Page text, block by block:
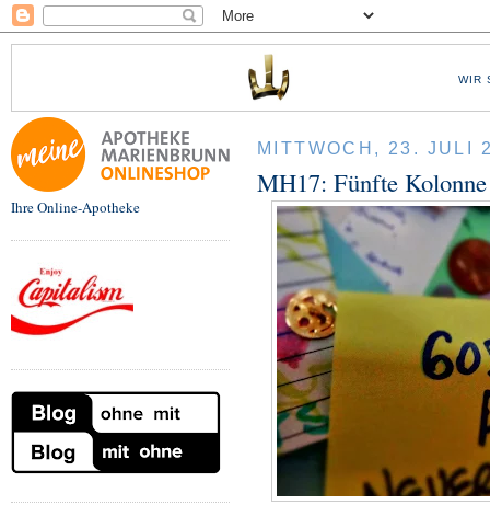
WIR
Ihre Online-Apotheke
MITTWOCH, 23. JULI
MH17: Fünfte